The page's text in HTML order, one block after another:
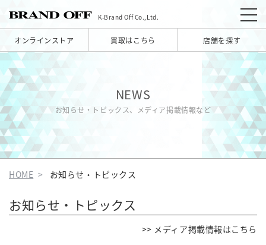
K-Brand Off Co.,Ltd.
オンラインストア 買取はこちら 店舗を探す
NEWS
お知らせ・トピックス、メディア掲載情報など
HOME お知らせ・トピックス
お知らせ・トピックス
>> メディア掲載情報はこちら